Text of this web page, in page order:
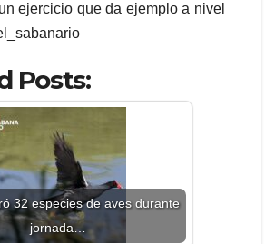
ejercicio que da ejemplo a nivel
Posts:
32 especies de aves durante
jornada…